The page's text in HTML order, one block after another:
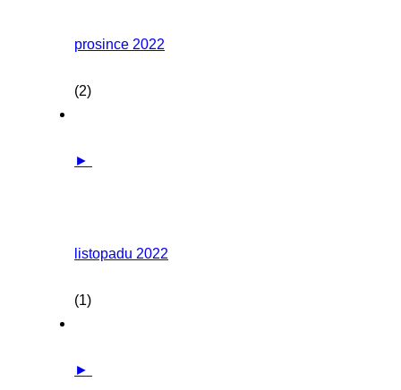
prosince 2022
(2)
►
listopadu 2022
(1)
►